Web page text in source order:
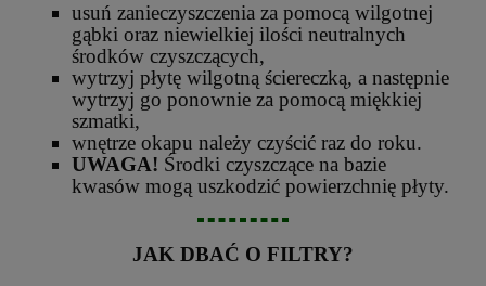
usuń zanieczyszczenia za pomocą wilgotnej
gąbki oraz niewielkiej ilości neutralnych
środków czyszczących,
wytrzyj płytę wilgotną ściereczką, a następnie
wytrzyj go ponownie za pomocą miękkiej
szmatki,
wnętrze okapu należy czyścić raz do roku.
UWAGA! Środki czyszczące na bazie
kwasów mogą uszkodzić powierzchnię płyty.
JAK DBAĆ O FILTRY?